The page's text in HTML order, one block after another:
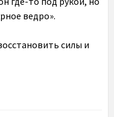
ведро».
силы и